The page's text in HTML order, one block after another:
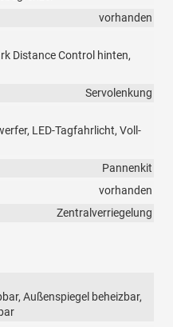
vorhanden
Distance Control hinten,
Servolenkung
LED-Tagfahrlicht, Voll-
Pannenkit
vorhanden
Zentralverriegelung
Außenspiegel beheizbar,